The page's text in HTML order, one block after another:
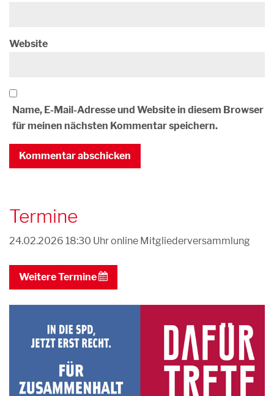
Website
Name, E-Mail-Adresse und Website in diesem Browser
für meinen nächsten Kommentar speichern.
Termine
24.02.2026 18:30 Uhronline Mitgliederversammlung
Weitere Termine